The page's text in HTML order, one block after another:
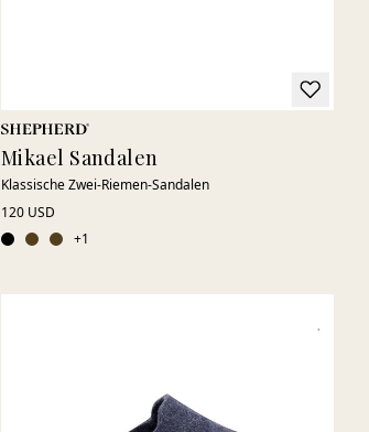
Mikael Sandalen
Klassische Zwei-Riemen-Sandalen
120 USD
+1